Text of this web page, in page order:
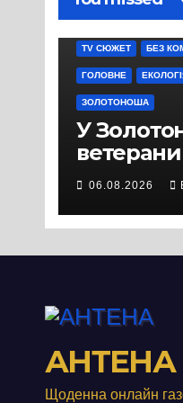
TV СЮЖЕТ БЕЗ
ГОЛОВНЕ
ЗОЛОТОНОША
У
ветерани
місцеві
вийшли
протест
м’яса
06.08.2026
АНТЕНА
Щоденна онлайн